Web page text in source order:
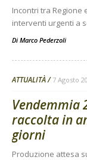
Incontri tra Regione
interventi urgenti a
Di Marco Pederzoli
ATTUALITÀ 7 Agosto
Vendemmia
raccolta in
giorni
Produzione attesa